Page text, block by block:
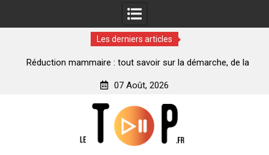
Les derniers articles
Réduction mammaire : tout savoir sur la démarche, de la
07 Août, 2026